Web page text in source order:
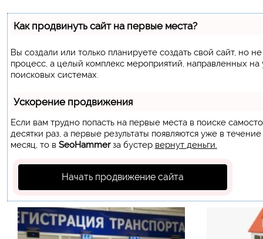
Как продвинуть сайт на первые места?
Вы создали или только планируете создать свой сайт, но
процесс, а целый комплекс мероприятий, направленных
поисковых системах.
Ускорение продвижения
Если вам трудно попасть на первые места в поиске
десятки раз, а первые результаты появляются уже в
месяц, то в SeoHammerза бустер вернут деньги.
Начать продвижение сайта